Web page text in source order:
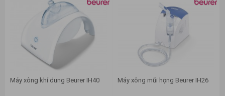
Máy xông khí dung Beurer IH40 Máy xông mũi họng Beurer IH26